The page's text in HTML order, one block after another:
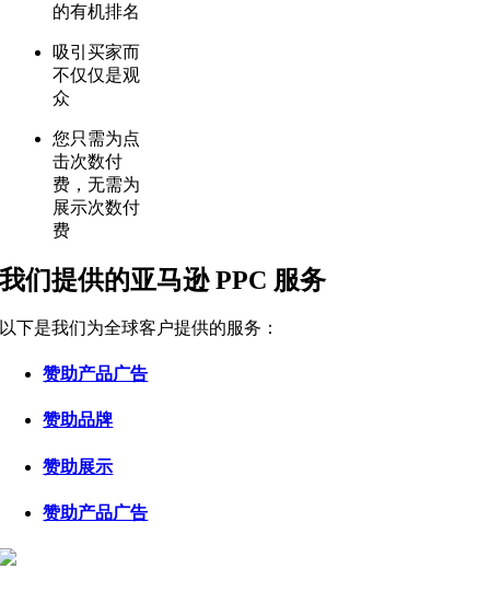
的有机排名
吸引买家而
不仅仅是观
众
您只需为点
击次数付
费，无需为
展示次数付
费
我们提供的亚马逊 PPC 服务
以下是我们为全球客户提供的服务：
赞助产品广告
赞助品牌
赞助展示
赞助产品广告